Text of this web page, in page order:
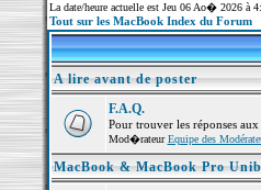
La date/heure actuelle est Jeu 06 Ao� 2026 à
Tout sur les MacBook Index du Forum
A lire avant de poster
F.A.Q.
Pour trouver les réponses
Mod�rateurEquipe des
MacBook & MacBook Pro